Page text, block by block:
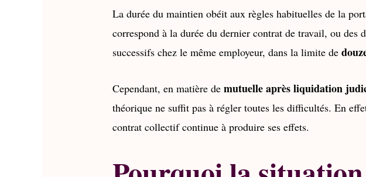
La durée du maintien obéit aux règles habituelles de la
correspond à la durée du dernier contrat de travail, ou des
successifs chez le même employeur, dans la limite de
Cependant, en matière demutuelle après liquidation
théorique ne suffit pas à régler toutes les difficultés. En
contrat collectif continue à produire ses effets.